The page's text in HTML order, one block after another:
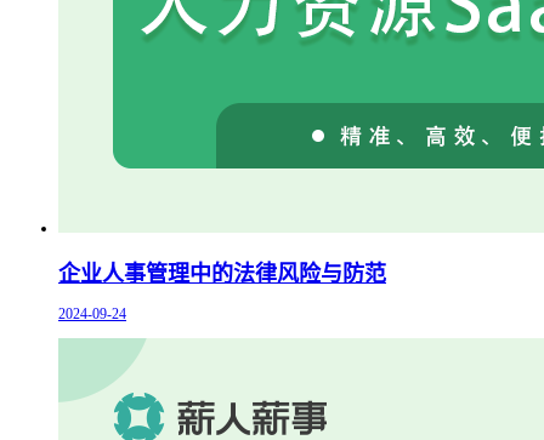
企业人事管理中的法律风险与防范
2024-09-24